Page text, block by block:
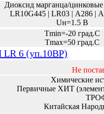
Диоксид марганца/
LR10G445 | LR03 | А286 |
Uн=1.5 В
Tmin=-20 град.С
Tmax=50 град.С
6 (уп.10BP)
Не
Химические
Первичные ХИТ
Китайская